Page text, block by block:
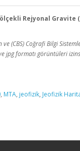
Rejyonal Gravite
(CBS) Coğrafi Bilgi
jpg formatı görüntüleri
, MTA, jeofizik, Jeofizik